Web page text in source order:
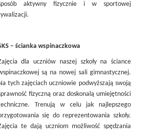
aktywny fizycznie i w sportowej
– ścianka wspinaczkowa
dla uczniów naszej szkoły na ściance
są na nowej sali gimnastycznej.
tych zajęciach uczniowie podwyższają swoją
fizyczną oraz doskonalą umiejętności
Trenują w celu jak najlepszego
się do reprezentowania szkoły.
te dają uczniom możliwość spędzania